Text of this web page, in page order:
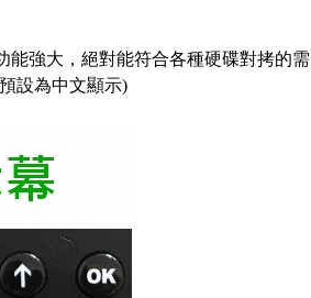
能強大，絕對能符合各種硬碟對拷的需
設為中文顯示)